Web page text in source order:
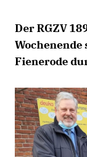
Der RGZV
Wochenende
Fienerode